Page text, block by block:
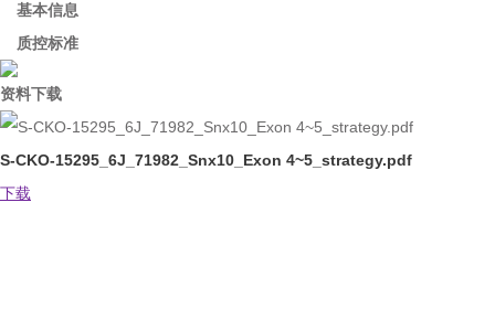
基本信息
质控标准
资料下载
S-CKO-15295_6J_71982_Snx10_Exon 4~5_strategy.pdf
下载